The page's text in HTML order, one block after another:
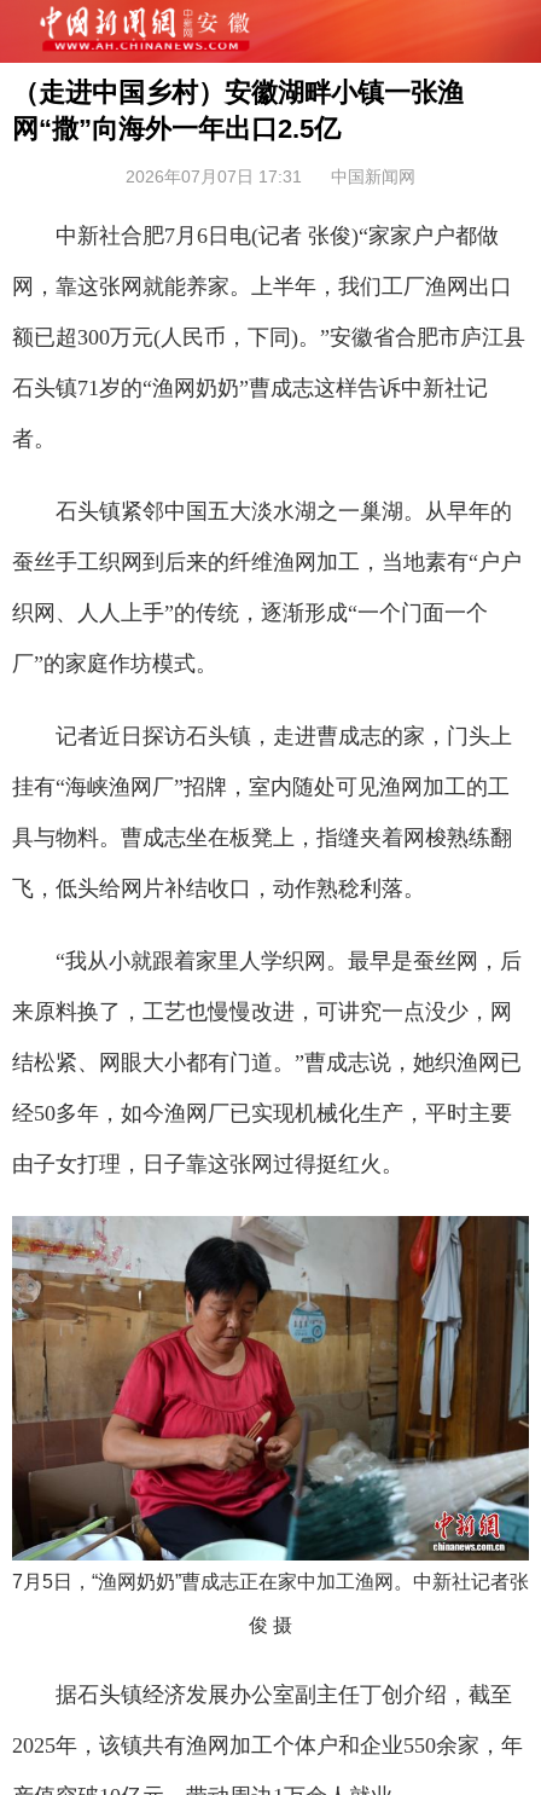
（走进中国乡村）安徽湖畔小镇一张渔
网“撒”向海外一年出口2.5亿
2026年07月07日 17:31 中国新闻网
中新社合肥7月6日电(记者 张俊)“家家户户都做
网，靠这张网就能养家。上半年，我们工厂渔网出口
额已超300万元(人民币，下同)。”安徽省合肥市庐江县
石头镇71岁的“渔网奶奶”曹成志这样告诉中新社记
者。
石头镇紧邻中国五大淡水湖之一巢湖。从早年的
蚕丝手工织网到后来的纤维渔网加工，当地素有“户户
织网、人人上手”的传统，逐渐形成“一个门面一个
厂”的家庭作坊模式。
记者近日探访石头镇，走进曹成志的家，门头上
挂有“海峡渔网厂”招牌，室内随处可见渔网加工的工
具与物料。曹成志坐在板凳上，指缝夹着网梭熟练翻
飞，低头给网片补结收口，动作熟稔利落。
“我从小就跟着家里人学织网。最早是蚕丝网，后
来原料换了，工艺也慢慢改进，可讲究一点没少，网
结松紧、网眼大小都有门道。”曹成志说，她织渔网已
经50多年，如今渔网厂已实现机械化生产，平时主要
由子女打理，日子靠这张网过得挺红火。
7月5日，“渔网奶奶”曹成志正在家中加工渔网。中新社记者张
俊 摄
据石头镇经济发展办公室副主任丁创介绍，截至
2025年，该镇共有渔网加工个体户和企业550余家，年